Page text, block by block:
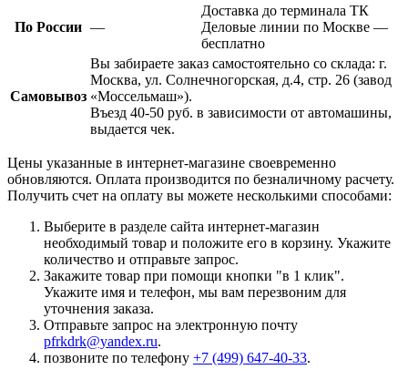
По России —
Доставка до терминала ТК
Деловые линии по Москве —
бесплатно
Самовывоз
Вы забираете заказ самостоятельно со склада: г.
Москва, ул. Солнечногорская, д.4, стр. 26 (завод
«Моссельмаш»).
Въезд 40-50 руб. в зависимости от автомашины,
выдается чек.
Цены указанные в интернет-магазине своевременно
обновляются. Оплата производится по безналичному расчету.
Получить счет на оплату вы можете несколькими способами:
Выберите в разделе сайта интернет-магазин
необходимый товар и положите его в корзину. Укажите
количество и отправьте запрос.
Закажите товар при помощи кнопки "в 1 клик".
Укажите имя и телефон, мы вам перезвоним для
уточнения заказа.
Отправьте запрос на электронную почту
pfrkdrk@yandex.ru.
позвоните по телефону +7 (499) 647-40-33.